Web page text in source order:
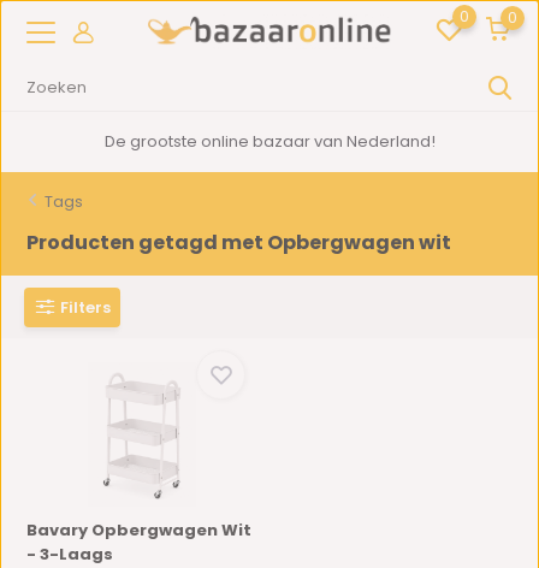
0 0
De grootste online bazaar van Nederland!
Tags
Producten getagd met Opbergwagen wit
Filters
Bavary Opbergwagen Wit
- 3-Laags